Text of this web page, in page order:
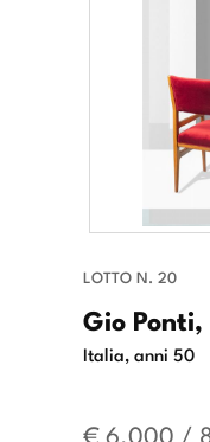
LOTTO N. 20
Gio
Italia, anni 50
€ 6.000 /